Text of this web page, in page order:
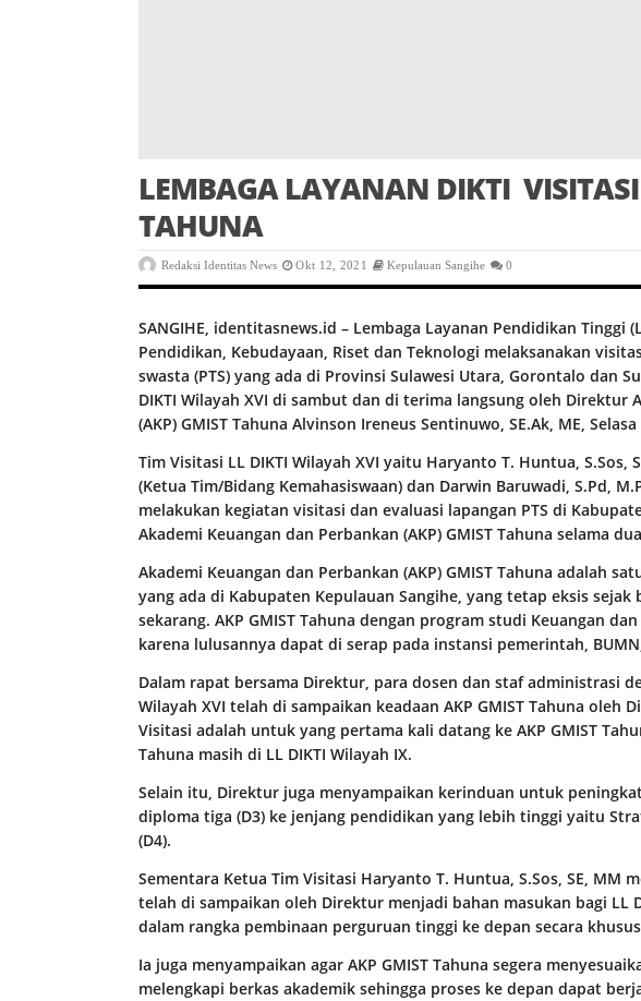
LEMBAGA LAYANAN DIKTI
TAHUNA
Redaksi Identitas News Okt 12, 2021 Kepulauan Sangihe 0
SANGIHE, identitasnews.id – Lembaga Layanan Pendidikan Tinggi
Pendidikan, Kebudayaan, Riset dan Teknologi melaksanakan
swasta (PTS) yang ada di Provinsi Sulawesi Utara, Gorontalo dan
DIKTI Wilayah XVI di sambut dan di terima langsung oleh Direktur
(AKP) GMIST Tahuna Alvinson Ireneus Sentinuwo, SE.Ak, ME, Selasa
Tim Visitasi LL DIKTI Wilayah XVI yaitu Haryanto T. Huntua, S.Sos,
(Ketua Tim/Bidang Kemahasiswaan) dan Darwin Baruwadi, S.Pd,
melakukan kegiatan visitasi dan evaluasi lapangan PTS di
Akademi Keuangan dan Perbankan (AKP) GMIST Tahuna selama
Akademi Keuangan dan Perbankan (AKP) GMIST Tahuna adalah
yang ada di Kabupaten Kepulauan Sangihe, yang tetap eksis
sekarang. AKP GMIST Tahuna dengan program studi Keuangan
karena lulusannya dapat di serap pada instansi pemerintah,
Dalam rapat bersama Direktur, para dosen dan staf administrasi
Wilayah XVI telah di sampaikan keadaan AKP GMIST Tahuna oleh
Visitasi adalah untuk yang pertama kali datang ke AKP GMIST
Tahuna masih di LL DIKTI Wilayah IX.
Selain itu, Direktur juga menyampaikan kerinduan untuk
diploma tiga (D3) ke jenjang pendidikan yang lebih tinggi yaitu
(D4).
Sementara Ketua Tim Visitasi Haryanto T. Huntua, S.Sos, SE, MM
telah di sampaikan oleh Direktur menjadi bahan masukan bagi LL
dalam rangka pembinaan perguruan tinggi ke depan secara khusus
Ia juga menyampaikan agar AKP GMIST Tahuna segera
melengkapi berkas akademik sehingga proses ke depan dapat